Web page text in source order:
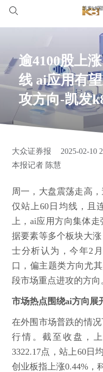
凯发k8
逾4100股上
线 ai应用有
攻方向-凯发
大众证券报
2025-02-10
本报记者 陈慧
周一，大盘震荡走高
仅站上60日均线，且
上，ai应用方向集体
据要素等多个板块大
士分析认为，今年2
口，偏主题类方向尤
段市场重点进攻的方向
市场热点围绕ai方向展
在外围市场普跌的情
行情。截至收盘，
3322.17点，站上60日
创业板指上涨0.44%，